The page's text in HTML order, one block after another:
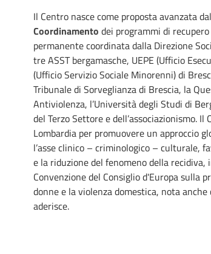
Il Centro nasce come proposta avanzata
Coordinamento dei programmi di
permanente coordinata dalla Direzione
tre ASST bergamasche, UEPE (Ufficio
(Ufficio Servizio Sociale Minorenni) di
Tribunale di Sorveglianza di Brescia, la
Antiviolenza, l’Università degli Studi di
del Terzo Settore e dell’associazionismo.
Lombardia per promuovere un approccio
l’asse clinico – criminologico – culturale,
e la riduzione del fenomeno della
Convenzione del Consiglio d'Europa sulla
donne e la violenza domestica, nota anche
aderisce.